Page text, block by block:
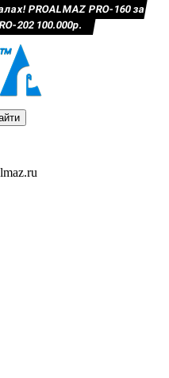
PROALMAZ PRO-160 за
202 100.000р.